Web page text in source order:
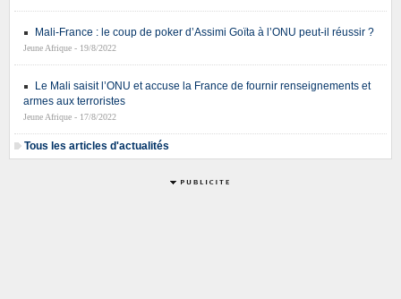
Mali-France : le coup de poker d’Assimi Goïta à l’ONU peut-il réussir ?
Jeune Afrique - 19/8/2022
Le Mali saisit l’ONU et accuse la France de fournir renseignements et
armes aux terroristes
Jeune Afrique - 17/8/2022
Tous les articles d'actualités